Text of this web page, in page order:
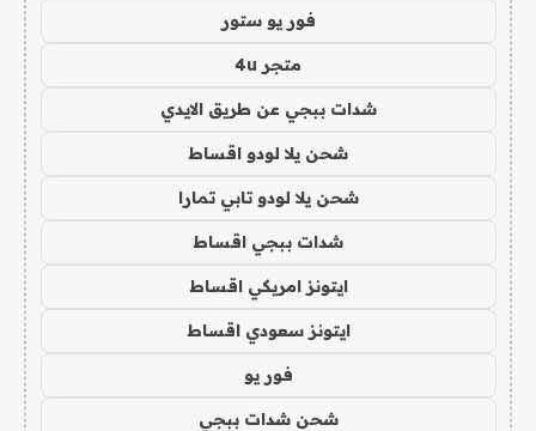
فور يو ستور
متجر 4u
شدات ببجي عن طريق الايدي
شحن يلا لودو اقساط
شحن يلا لودو تابي تمارا
شدات ببجي اقساط
ايتونز امريكي اقساط
ايتونز سعودي اقساط
فور يو
شحن شدات ببجي